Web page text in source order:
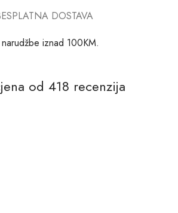
DOSTAVA
iznad 100KM.
od 418 recenzija